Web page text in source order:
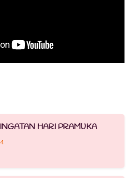
HARI PRAMUKA